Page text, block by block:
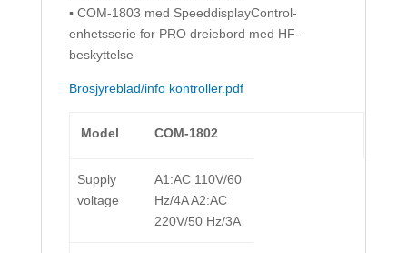
▪ COM-1803 med SpeeddisplayControl-
enhetsserie for PRO dreiebord med HF-
beskyttelse
Brosjyreblad/info kontroller.pdf
Model COM-1802
Supply
voltage
A1:AC 110V/60
Hz/4A A2:AC
220V/50 Hz/3A